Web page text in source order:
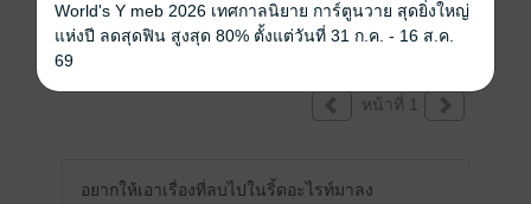
รีวิวทั้งหมด
หน้าที่ 1
อยากให้เอาเรื่องที่ลบไปในริ้ดอะไรท์มาลง
World's Y meb 2026 เทศกาลนิยาย การ์ตูนวาย สุดยิ่งใหญ่
แห่งปี ลดสุดฟิน สูงสุด 80% ตั้งแต่วันที่ 31 ก.ค. - 16 ส.ค.
69